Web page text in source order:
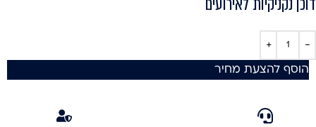
הוסף להצעת מחיר